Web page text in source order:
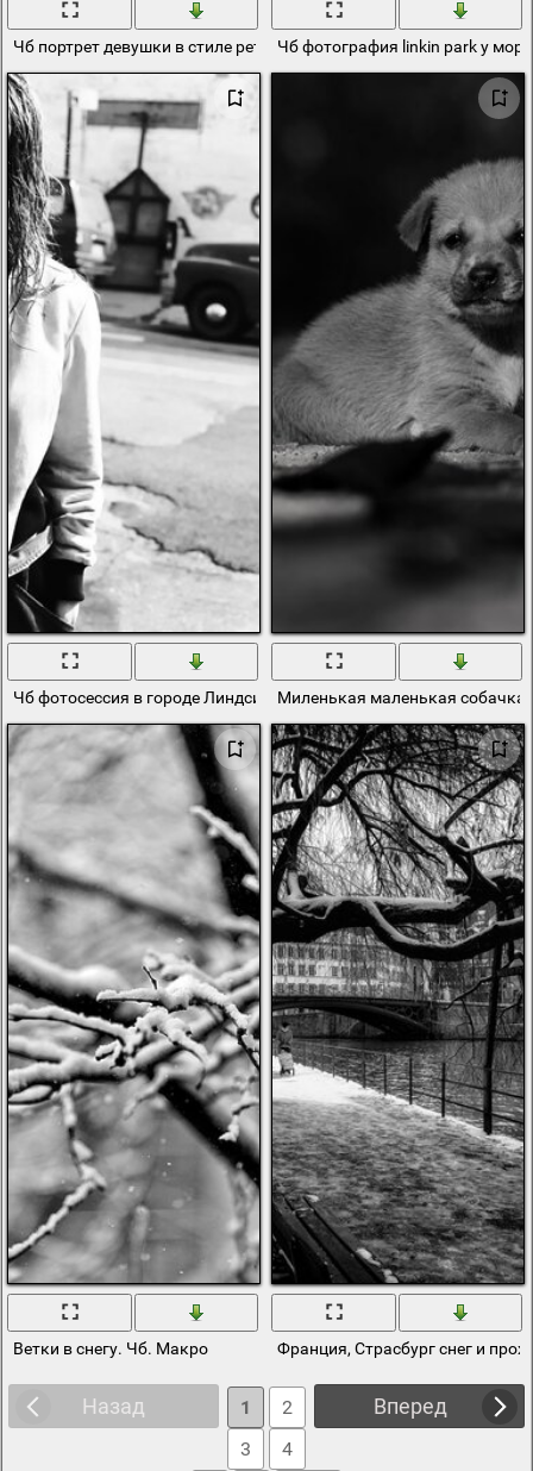
Чб портрет девушки в стиле ретроЧб фотография linkin park у
Чб фотосессия в городе Линдси WixsonМиленькая маленькая собачка
Ветки в снегу. Чб. Макро Франция, Страсбург снег и
Назад Вперед
1
2
3
4